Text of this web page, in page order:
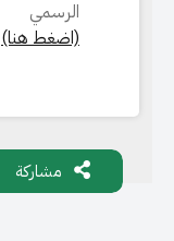
الرسمي
(اضغط هنا)
مشاركة